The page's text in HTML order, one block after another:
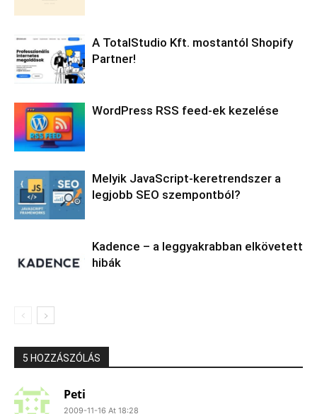
A TotalStudio Kft. mostantól Shopify
Partner!
WordPress RSS feed-ek kezelése
Melyik JavaScript-keretrendszer a
legjobb SEO szempontból?
Kadence – a leggyakrabban elkövetett
hibák
5 HOZZÁSZÓLÁS
Peti
2009-11-16 At 18:28